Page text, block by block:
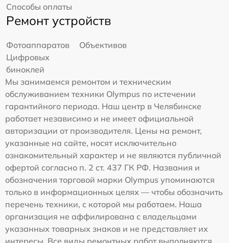
Способы оплаты
Ремонт устройств
Фотоаппаратов
Объективов
Цифровых
биноклей
Мы занимаемся ремонтом и техническим
обслуживанием техники Olympus по истечении
гарантийного периода. Наш центр в Челябинске
работает независимо и не имеет официальной
авторизации от производителя. Цены на ремонт,
указанные на сайте, носят исключительно
ознакомительный характер и не являются публичной
офертой согласно п. 2 ст. 437 ГК РФ. Названия и
обозначения торговой марки Olympus упоминаются
только в информационных целях — чтобы обозначить
перечень техники, с которой мы работаем. Наша
организация не аффилирована с владельцами
указанных товарных знаков и не представляет их
интересы. Все виды ремонтных работ выполняются